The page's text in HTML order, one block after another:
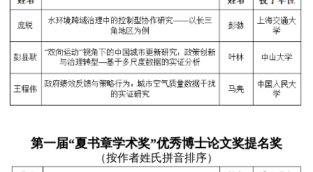
第一届“夏书章学术奖”优秀博士论文奖提名奖
（按作者姓氏拼音排序）